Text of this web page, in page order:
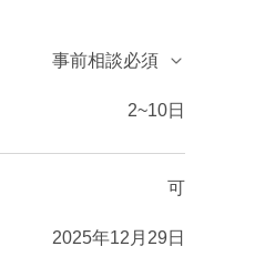
事前相談必須
2~10日
可
2025年12月29日